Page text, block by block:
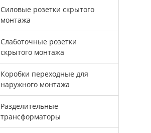
Силовые розетки скрытого
монтажа
Слаботочные розетки
скрытого монтажа
Коробки переходные для
наружного монтажа
Разделительные
трансформаторы